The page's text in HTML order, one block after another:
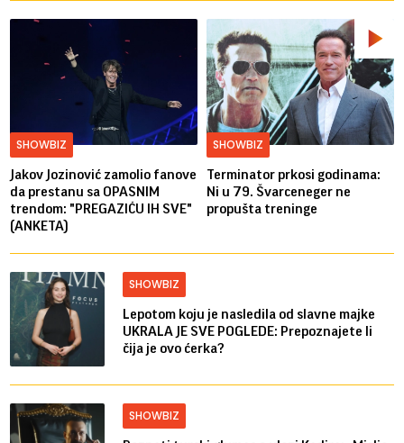
SHOWBIZ
Jakov Jozinović zamolio fanove
da prestanu sa OPASNIM
trendom: "PREGAZIĆU IH SVE"
(ANKETA)
SHOWBIZ
Terminator prkosi godinama:
Ni u 79. Švarceneger ne
propušta treninge
SHOWBIZ
Lepotom koju je nasledila od slavne majke
UKRALA JE SVE POGLEDE: Prepoznajete li
čija je ovo ćerka?
SHOWBIZ